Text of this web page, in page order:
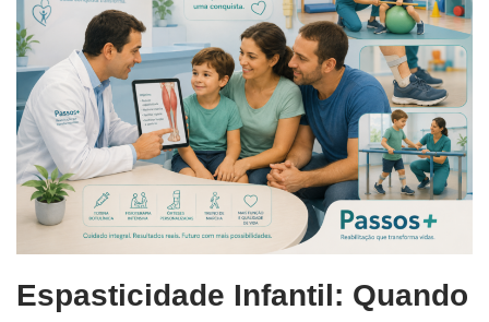
Espasticidade Infantil: Quando